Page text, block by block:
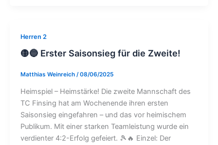
Herren 2
🟡🔵 Erster Saisonsieg für die Zweite!
Matthias Weinreich /08/06/2025
Heimspiel – Heimstärke! Die zweite Mannschaft des
TC Finsing hat am Wochenende ihren ersten
Saisonsieg eingefahren – und das vor heimischem
Publikum. Mit einer starken Teamleistung wurde ein
verdienter 4:2-Erfolg gefeiert. 🎾🔥 Einzel: Der